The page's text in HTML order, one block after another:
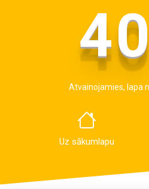
Atvainojamies, lapa
Uz sākumlapu